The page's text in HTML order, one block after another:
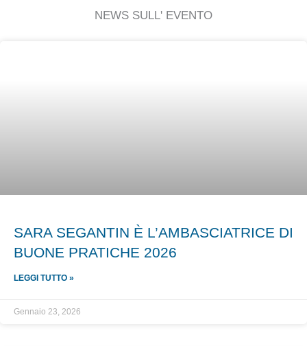
NEWS SULL' EVENTO
SARA SEGANTIN È L’AMBASCIATRICE DI
BUONE PRATICHE 2026
LEGGI TUTTO »
Gennaio 23, 2026